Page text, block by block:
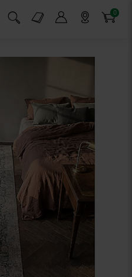
Suchfeld einblenden
Markt-Angebote 0
Artikel